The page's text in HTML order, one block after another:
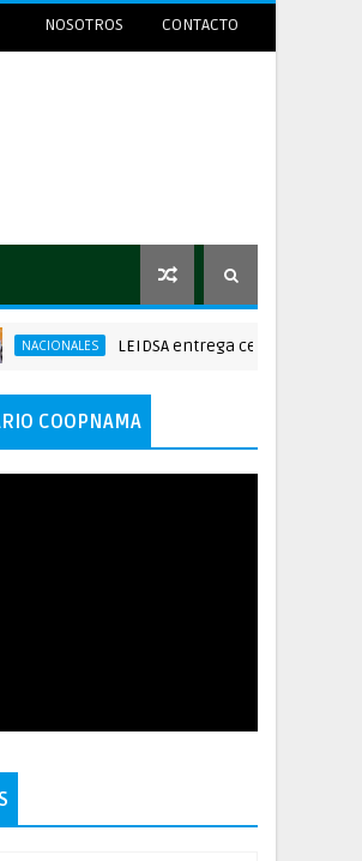
NOSOTROS CONTACTO
LEIDSA entrega certificado a
COOPNAMA